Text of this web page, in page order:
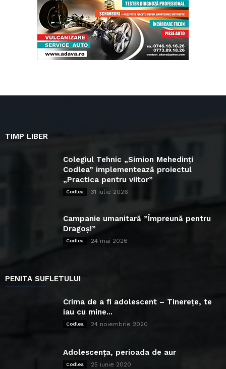
TIMP LIBER
Colegiul Tehnic „Simion Mehedinți
Codlea” implementează proiectul
„Practica pentru viitor”
Codlea 31 iulie 2026
Campanie umanitară ”Împreună pentru
Dragoș!”
Codlea 24 mai 2026
PENITA SUFLETULUI
Crima de a fi adolescent – Tinerețe, te
iau cu mine...
Codlea 24 noiembrie 2020
Adolescența, perioada de aur
Codlea 25 iunie 2020